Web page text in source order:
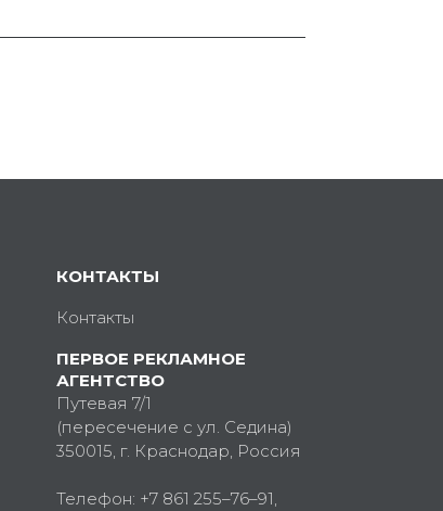
КОНТАКТЫ
Контакты
ПЕРВОЕ РЕКЛАМНОЕ
АГЕНТСТВО
Путевая 7/1
(пересечение с ул. Седина)
350015, г. Краснодар, Россия
Телефон: +7 861 255–76–91,